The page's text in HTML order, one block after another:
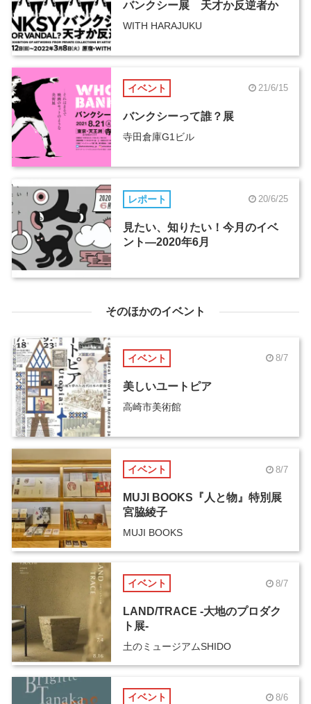
バンクシー展 天才か反逆者か
WITH HARAJUKU
イベント 21/6/15
バンクシーって誰？展
寺田倉庫G1ビル
レポート 20/6/25
見たい、知りたい！今月のイベ
ント―2020年6月
そのほかのイベント
イベント 8/7
美しいユートピア
高崎市美術館
イベント 8/7
MUJI BOOKS『人と物』特別展
宮脇綾子
MUJI BOOKS
イベント 8/7
LAND/TRACE -大地のプロダク
ト展-
土のミュージアムSHIDO
イベント 8/6